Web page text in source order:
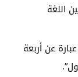
اللغة
عن أربعة